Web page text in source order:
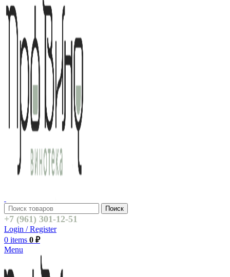
Поиск
+7 (961) 301-12-51
Login / Register
0 items 0 ₽
Menu